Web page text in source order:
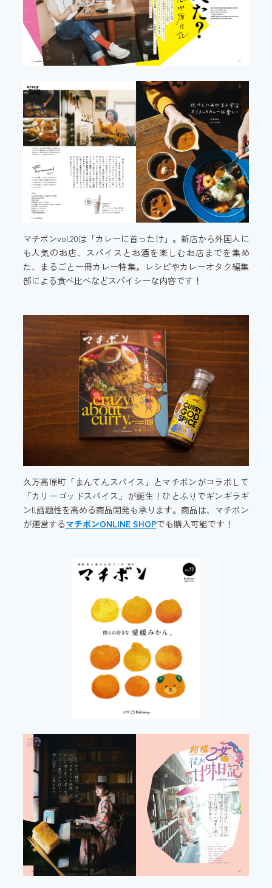
マチボンvol.20は「カレーに首ったけ」。新店から外国人に
も人気のお店、スパイスとお酒を楽しむお店までを集め
た、まるごと一冊カレー特集。レシピやカレーオタク編集
部による食べ比べなどスパイシーな内容です！
久万高原町「まんてんスパイス」とマチボンがコラボして
「カリーゴッドスパイス」が誕生！ひとふりでギンギラギ
ン!!話題性を高める商品開発も承ります。商品は、マチボン
が運営するマチボンONLINE SHOPでも購入可能です！